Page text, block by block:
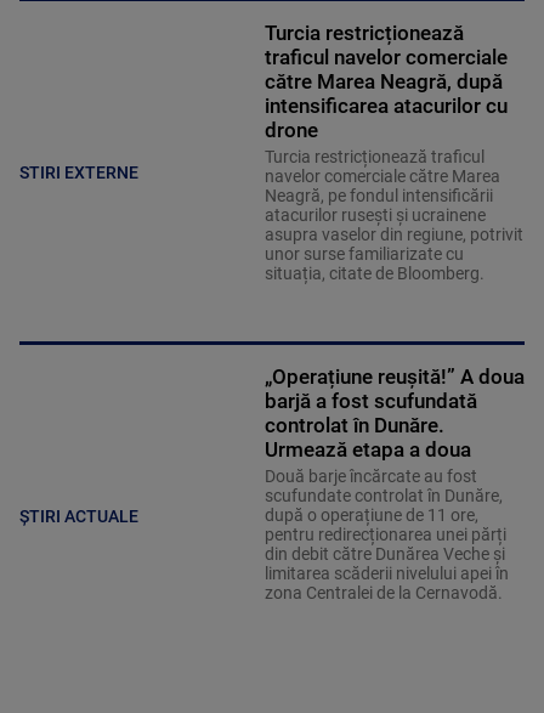
STIRI EXTERNE
Turcia restricționează
traficul navelor comerciale
către Marea Neagră, după
intensificarea atacurilor cu
drone
Turcia restricționează traficul
navelor comerciale către Marea
Neagră, pe fondul intensificării
atacurilor rusești și ucrainene
asupra vaselor din regiune, potrivit
unor surse familiarizate cu
situația, citate de Bloomberg.
ȘTIRI ACTUALE
„Operațiune reușită!” A doua
barjă a fost scufundată
controlat în Dunăre.
Urmează etapa a doua
Două barje încărcate au fost
scufundate controlat în Dunăre,
după o operațiune de 11 ore,
pentru redirecționarea unei părți
din debit către Dunărea Veche și
limitarea scăderii nivelului apei în
zona Centralei de la Cernavodă.